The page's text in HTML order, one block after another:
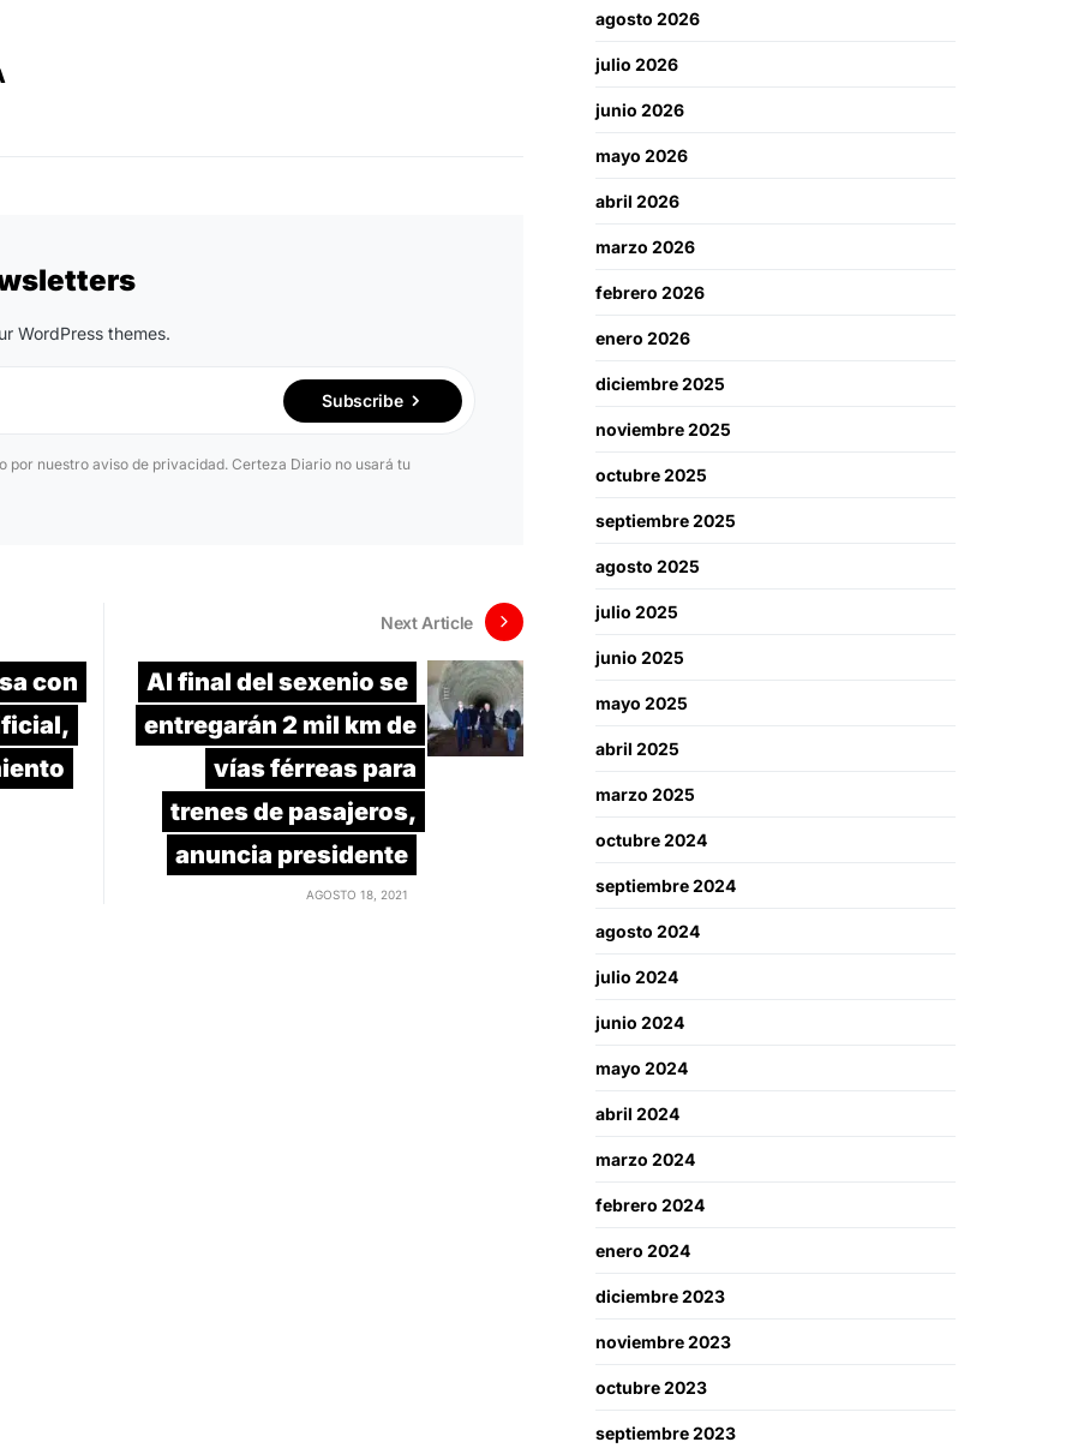
WordPress themes.
Subscribe
por nuestro aviso de privacidad. Certeza Diario no usará tu
con
Next Article
Al final del sexenio se
entregarán 2 mil km de
vías férreas para
trenes de pasajeros,
anuncia presidente
AGOSTO 18, 2021
agosto 2026
julio 2026
junio 2026
mayo 2026
abril 2026
marzo 2026
febrero 2026
enero 2026
diciembre 2025
noviembre 2025
octubre 2025
septiembre 2025
agosto 2025
julio 2025
junio 2025
mayo 2025
abril 2025
marzo 2025
octubre 2024
septiembre 2024
agosto 2024
julio 2024
junio 2024
mayo 2024
abril 2024
marzo 2024
febrero 2024
enero 2024
diciembre 2023
noviembre 2023
octubre 2023
septiembre 2023